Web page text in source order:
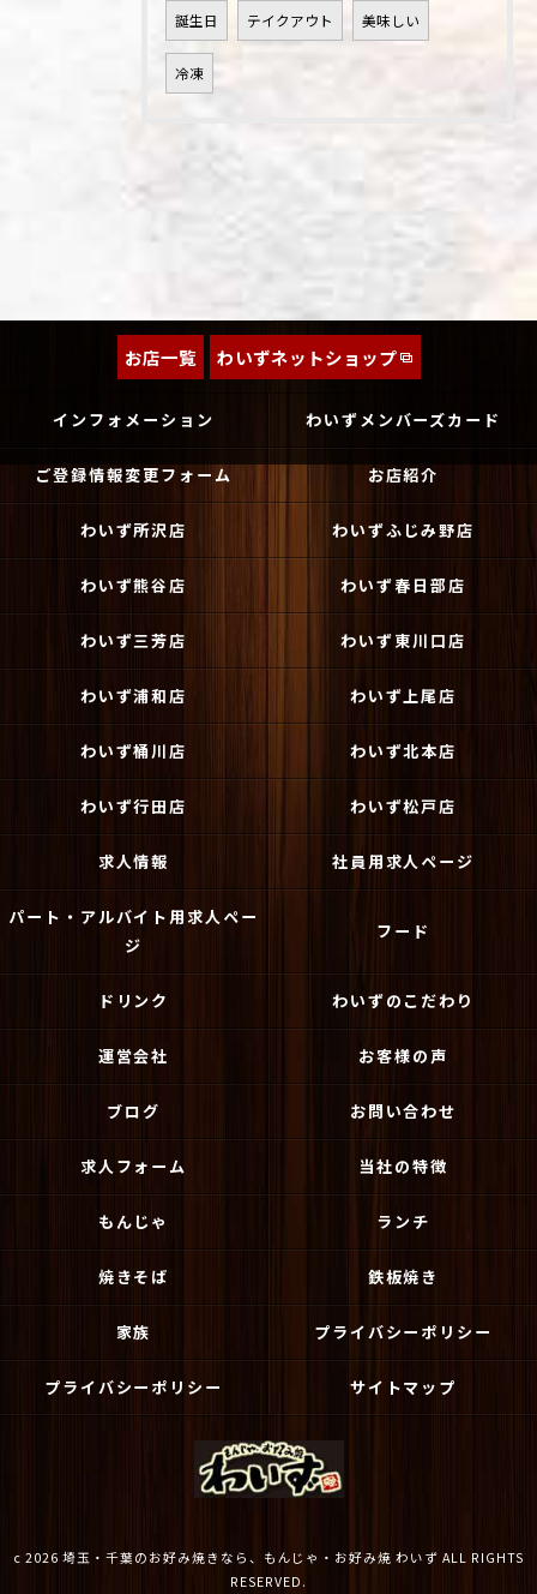
誕生日 テイクアウト 美味しい
冷凍
お店一覧 わいずネットショップ
インフォメーション わいずメンバーズカード
ご登録情報変更フォーム お店紹介
わいず所沢店 わいずふじみ野店
わいず熊谷店 わいず春日部店
わいず三芳店 わいず東川口店
わいず浦和店 わいず上尾店
わいず桶川店 わいず北本店
わいず行田店 わいず松戸店
求人情報 社員用求人ページ
パート・アルバイト用求人ペー
ジ
フード
ドリンク わいずのこだわり
運営会社 お客様の声
ブログ お問い合わせ
求人フォーム 当社の特徴
もんじゃ ランチ
焼きそば 鉄板焼き
家族 プライバシーポリシー
プライバシーポリシー サイトマップ
c 2026 埼玉・千葉のお好み焼きなら、もんじゃ・お好み焼 わいず ALL RIGHTS
RESERVED.